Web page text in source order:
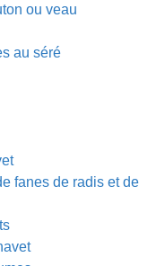
ou veau
au séré
fanes de radis et de